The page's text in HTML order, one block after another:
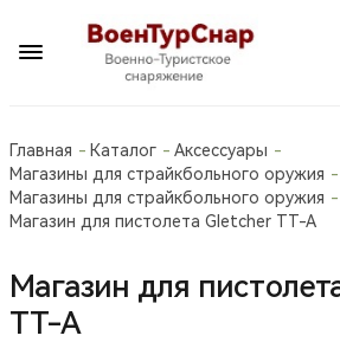
Главная Каталог
Аксессуары
Магазины для страйкбольного оружия
Магазины для страйкбольного оружия
Магазин для пистолета Gletcher TT-A
Магазин для
TT-A